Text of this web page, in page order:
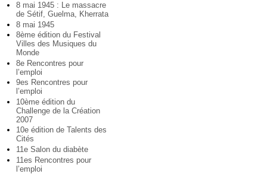
8 mai 1945 : Le massacre
de Sétif, Guelma, Kherrata
8 mai 1945
8ème édition du Festival
Villes des Musiques du
Monde
8e Rencontres pour
l’emploi
9es Rencontres pour
l’emploi
10ème édition du
Challenge de la Création
2007
10e édition de Talents des
Cités
11e Salon du diabète
11es Rencontres pour
l’emploi